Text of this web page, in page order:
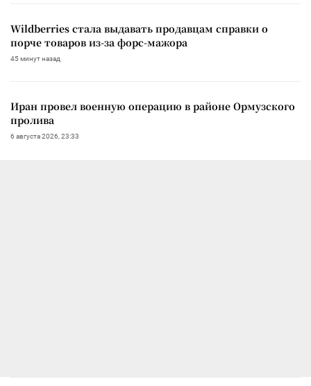
Wildberries стала выдавать продавцам справки о
порче товаров из-за форс-мажора
45 минут назад
Иран провел военную операцию в районе Ормузского
пролива
6 августа 2026, 23:33